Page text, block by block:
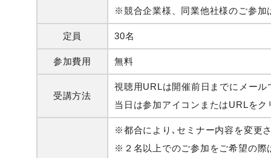
※競合企業様、同業他社様のご参加
定員 30名
参加費用 無料
受講方法
視聴用URLは開催前日までにメー
当日は参加アイコンまたはURLを
※都合により､セミナー内容を変更
※２名以上でのご参加をご希望の際